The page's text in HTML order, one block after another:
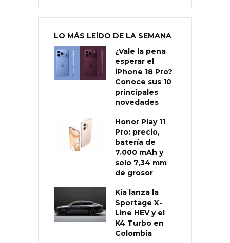
LO MÁS LEÍDO DE LA SEMANA
¿Vale la pena
esperar el
iPhone 18 Pro?
Conoce sus 10
principales
novedades
Honor Play 11
Pro: precio,
batería de
7.000 mAh y
solo 7,34 mm
de grosor
Kia lanza la
Sportage X-
Line HEV y el
K4 Turbo en
Colombia